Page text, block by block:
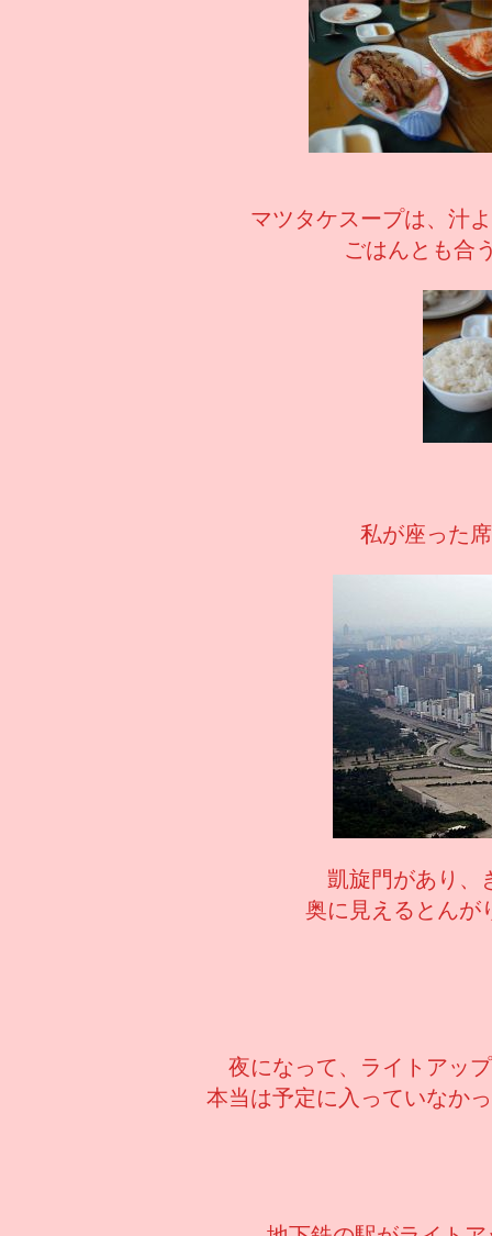
マツタケスープは、汁
ごはんとも合
私が座った
凱旋門があり、
奥に見えるとんが
夜になって、ライトアッ
本当は予定に入っていなか